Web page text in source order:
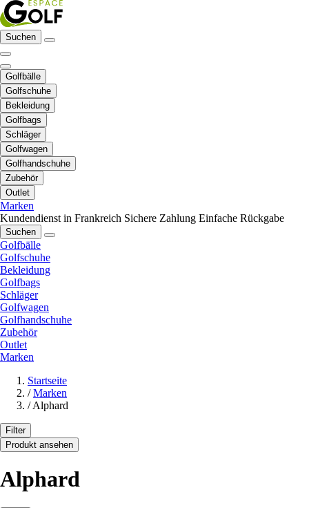
Suchen
Golfbälle
Golfschuhe
Bekleidung
Golfbags
Schläger
Golfwagen
Golfhandschuhe
Zubehör
Outlet
Marken
Kundendienst in Frankreich Sichere Zahlung Einfache Rückgabe
Suchen
Golfbälle
Golfschuhe
Bekleidung
Golfbags
Schläger
Golfwagen
Golfhandschuhe
Zubehör
Outlet
Marken
Startseite
/ Marken
/ Alphard
Filter
Produkt ansehen
Alphard